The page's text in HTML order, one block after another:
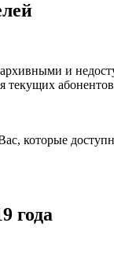
и
текущих
которые
года